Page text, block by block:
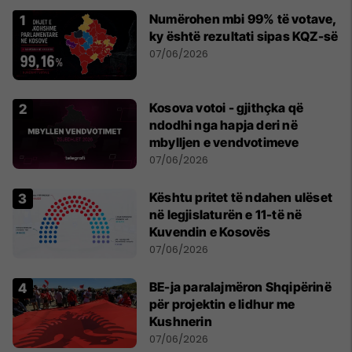
Numërohen mbi 99% të votave,
ky është rezultati sipas KQZ-së
07/06/2026
Kosova votoi - gjithçka që
ndodhi nga hapja deri në
mbylljen e vendvotimeve
07/06/2026
Kështu pritet të ndahen ulëset
në legjislaturën e 11-të në
Kuvendin e Kosovës
07/06/2026
BE-ja paralajmëron Shqipërinë
për projektin e lidhur me
Kushnerin
07/06/2026